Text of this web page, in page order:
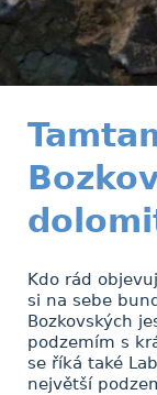
Kdo rád
si na sebe
Bozkovských
podzemím s
se říká také
největší